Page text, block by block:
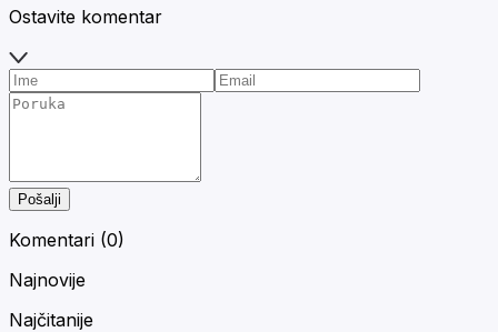
Ostavite komentar
Pošalji
Komentari (0)
Najnovije
Najčitanije